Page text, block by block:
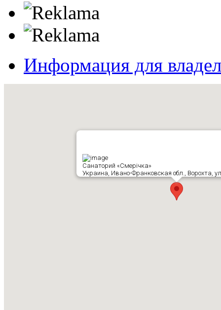
Информация для
Санаторий «Смерічка»
Украина, Ивано-Франковская обл., Ворохта,